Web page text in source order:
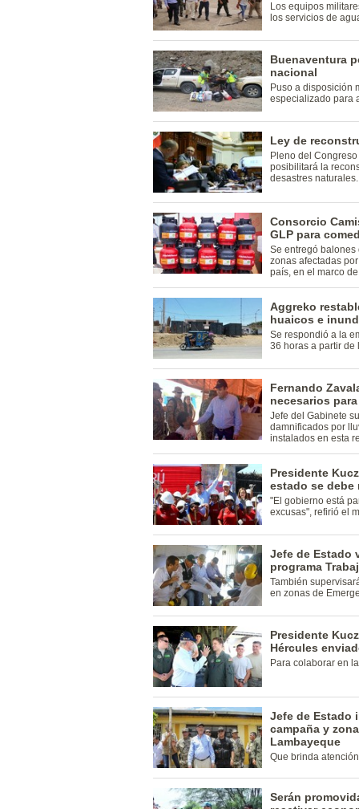
Los equipos
los servicios de
Buenaventura
nacional
Puso a disposición
especializado para
Ley de
Pleno del
posibilitará la
desastres naturales.
Consorcio
GLP para
Se entregó balones
zonas afectadas
país, en el marco
Aggreko
huaicos e
Se respondió a la
36 horas a partir de
Fernando
necesarios
Jefe del Gabinete
damnificados por
instalados en esta
Presidente
estado se debe
"El gobierno está
excusas", refirió el
Jefe de Estado
programa
También
en zonas de
Presidente
Hércules
Para colaborar en
Jefe de Estado
campaña y
Lambayeque
Que brinda
Serán